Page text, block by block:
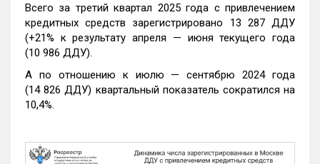
Всего за третий квартал 2025 года с привлечением
кредитных средств зарегистрировано 13 287 ДДУ
(+21% к результату апреля — июня текущего года
(10 986 ДДУ).
А по отношению к июлю — сентябрю 2024 года
(14 826 ДДУ) квартальный показатель сократился на
10,4%.